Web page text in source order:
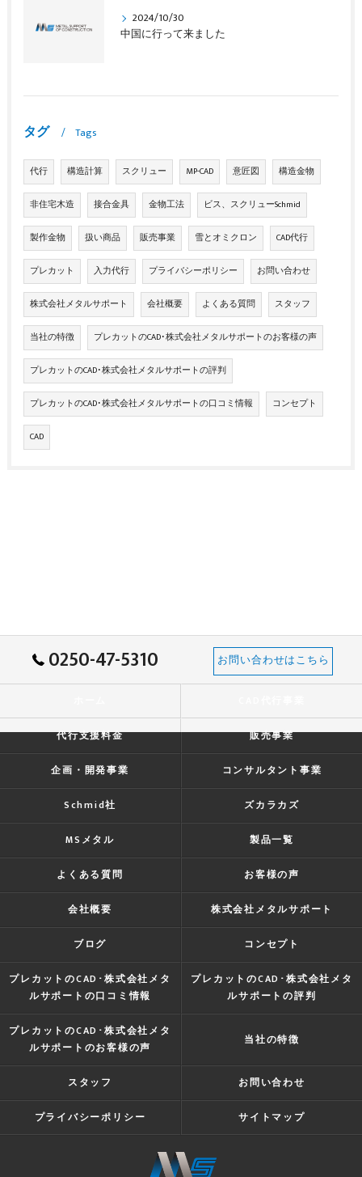
2024/10/30
中国に行って来ました
タグ Tags
代行 構造計算 スクリュー MP-CAD 意匠図 構造金物
非住宅木造 接合金具 金物工法 ビス、スクリューSchmid
製作金物 扱い商品 販売事業 雪とオミクロン CAD代行
プレカット 入力代行 プライバシーポリシー お問い合わせ
株式会社メタルサポート 会社概要 よくある質問 スタッフ
当社の特徴 プレカットのCAD･株式会社メタルサポートのお客様の声
プレカットのCAD･株式会社メタルサポートの評判
プレカットのCAD･株式会社メタルサポートの口コミ情報 コンセプト
CAD
0250-47-5310 お問い合わせはこちら
代行支援料金 販売事業
企画・開発事業 コンサルタント事業
Schmid社 ズカラカズ
MSメタル 製品一覧
よくある質問 お客様の声
会社概要 株式会社メタルサポート
ブログ コンセプト
プレカットのCAD･株式会社メタ
ルサポートの口コミ情報
プレカットのCAD･株式会社メタ
ルサポートの評判
プレカットのCAD･株式会社メタ
ルサポートのお客様の声
当社の特徴
スタッフ お問い合わせ
プライバシーポリシー サイトマップ